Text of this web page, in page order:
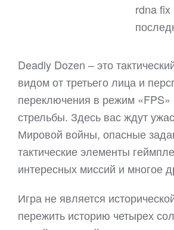
rdna
Deadly Dozen – это
видом от третьего лица и
переключения в режим «FPS»
стрельбы. Здесь вас ждут
Мировой войны, опасные
тактические элементы
интересных миссий и многое
Игра не является
пережить историю четырех